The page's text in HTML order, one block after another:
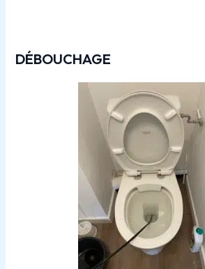
DÉBOUCHAGE